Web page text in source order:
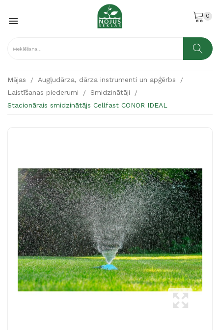
 0
Mājas
Augļudārza, dārza instrumenti un apģērbs
Laistīšanas piederumi
Smidzinātāji
Stacionārais smidzinātājs Cellfast CONOR IDEAL